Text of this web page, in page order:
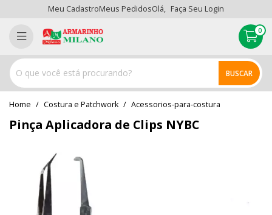
Meu CadastroMeus PedidosOlá, Faça Seu Login
BUSCAR
0
home Costura e Patchwork acessorios-para-costura
Pinça Aplicadora de Clips NYBC